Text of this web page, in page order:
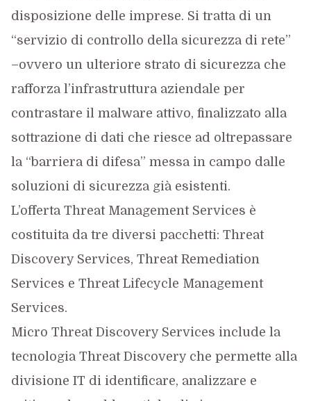
disposizione delle imprese. Si tratta di un
“servizio di controllo della sicurezza di rete”
–ovvero un ulteriore strato di sicurezza che
rafforza l’infrastruttura aziendale per
contrastare il malware attivo, finalizzato alla
sottrazione di dati che riesce ad oltrepassare
la “barriera di difesa” messa in campo dalle
soluzioni di sicurezza già esistenti.
L’offerta Threat Management Services è
costituita da tre diversi pacchetti: Threat
Discovery Services, Threat Remediation
Services e Threat Lifecycle Management
Services.
Micro Threat Discovery Services include la
tecnologia Threat Discovery che permette alla
divisione IT di identificare, analizzare e